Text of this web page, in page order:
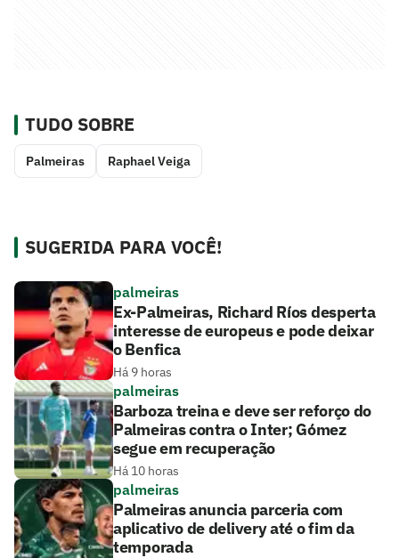
TUDO SOBRE
Palmeiras Raphael Veiga
SUGERIDA PARA VOCÊ!
palmeiras
Ex-Palmeiras, Richard Ríos desperta
interesse de europeus e pode deixar
o Benfica
Há 9 horas
palmeiras
Barboza treina e deve ser reforço do
Palmeiras contra o Inter; Gómez
segue em recuperação
Há 10 horas
palmeiras
Palmeiras anuncia parceria com
aplicativo de delivery até o fim da
temporada